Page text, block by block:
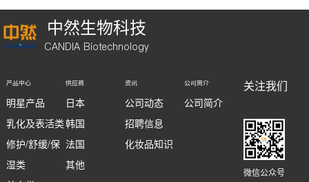
中然生物科技
CANDIA Biotechnology
产品中心
明星产品
乳化及表活类
修护/舒缓/保
湿类
供应商
日本
韩国
法国
其他
资讯
公司动态
招聘信息
化妆品知识
公司简介
公司简介
关注我们
微信公众号